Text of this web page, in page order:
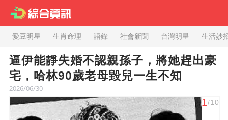
愛豆明星 生肖命理 語錄 社會新聞 台灣明星 生活妙
逼伊能靜失婚不認親孫子，將她趕出豪
宅，哈林90歲老母毀兒一生不知
2026/06/30
1/10